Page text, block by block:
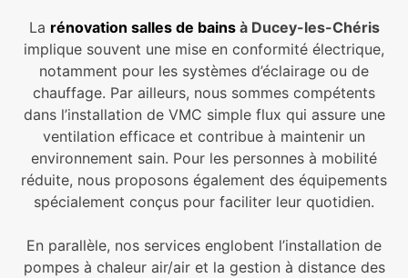
La rénovation salles de bainsà Ducey-les-Chéris
implique souvent une mise en conformité électrique,
notamment pour les systèmes d’éclairage ou de
chauffage. Par ailleurs, nous sommes compétents
dans l’installation de VMC simple flux qui assure une
ventilation efficace et contribue à maintenir un
environnement sain. Pour les personnes à mobilité
réduite, nous proposons également des équipements
spécialement conçus pour faciliter leur quotidien.
En parallèle, nos services englobent l’installation de
pompes à chaleur air/air et la gestion à distance des